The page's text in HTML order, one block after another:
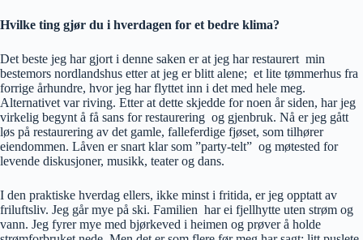
Hvilke ting gjør du i hverdagen for et bedre klima?
Det beste jeg har gjort i denne saken er at jeg har restaurert min
bestemors nordlandshus etter at jeg er blitt alene; et lite tømmerhus fra
forrige århundre, hvor jeg har flyttet inn i det med hele meg.
Alternativet var riving. Etter at dette skjedde for noen år siden, har jeg
virkelig begynt å få sans for restaurering og gjenbruk. Nå er jeg gått
løs på restaurering av det gamle, falleferdige fjøset, som tilhører
eiendommen. Låven er snart klar som ”party-telt” og møtested for
levende diskusjoner, musikk, teater og dans.
I den praktiske hverdag ellers, ikke minst i fritida, er jeg opptatt av
friluftsliv. Jeg går mye på ski. Familien har ei fjellhytte uten strøm og
vann. Jeg fyrer mye med bjørkeved i heimen og prøver å holde